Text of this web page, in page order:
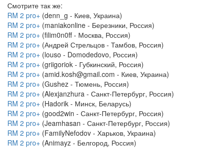
Смотрите так же:
RM 2 pro+ (denn_g - Киев, Украина)
RM 2 pro+ (maniakonline - Березники, Россия)
RM 2 pro+ (filim0n0ff - Москва, Россия)
RM 2 pro+ (Андрей Стрельцов - Тамбов, Россия)
RM 2 pro+ (louso - Domodedovo, Россия)
RM 2 pro+ (griigoriok - Губкинский, Россия)
RM 2 pro+ (amid.kosh@gmail.com - Киев, Украина)
RM 2 pro+ (Gushez - Тюмень, Россия)
RM 2 pro+ (Alexjanzhura - Санкт-Петербург, Россия)
RM 2 pro+ (Hadorik - Минск, Беларусь)
RM 2 pro+ (good2win - Санкт-Петербург, Россия)
RM 2 pro+ (Jeamhasan - Санкт-Петербург, Россия)
RM 2 pro+ (FamilyNefodov - Харьков, Украина)
RM 2 pro+ (Animayz - Белгород, Россия)